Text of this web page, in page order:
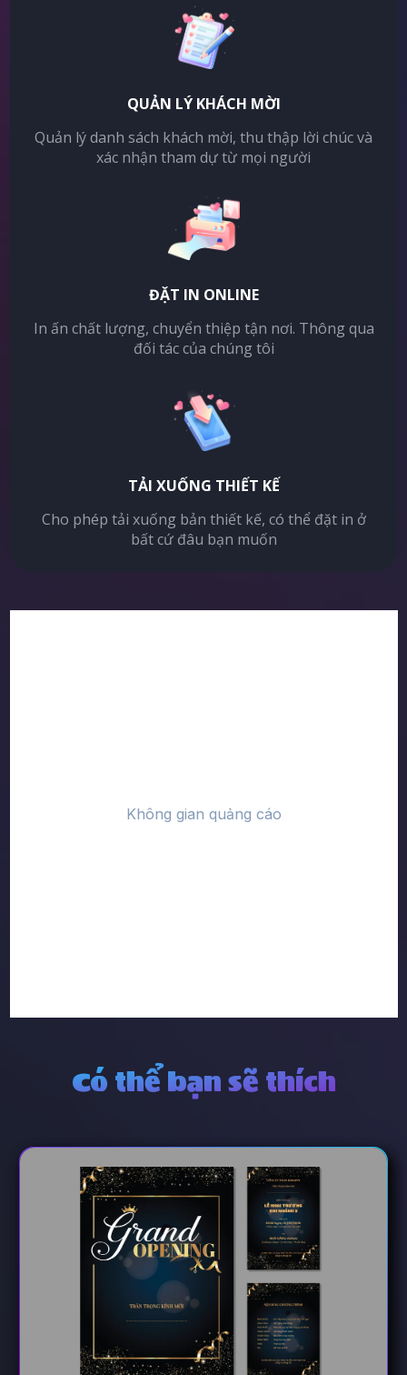
QUẢN LÝ KHÁCH MỜI
Quản lý danh sách khách mời, thu thập lời chúc và
xác nhận tham dự từ mọi người
ĐẶT IN ONLINE
In ấn chất lượng, chuyển thiệp tận nơi. Thông qua
đối tác của chúng tôi
TẢI XUỐNG THIẾT KẾ
Cho phép tải xuống bản thiết kế, có thể đặt in ở
bất cứ đâu bạn muốn
Có thể bạn sẽ thích